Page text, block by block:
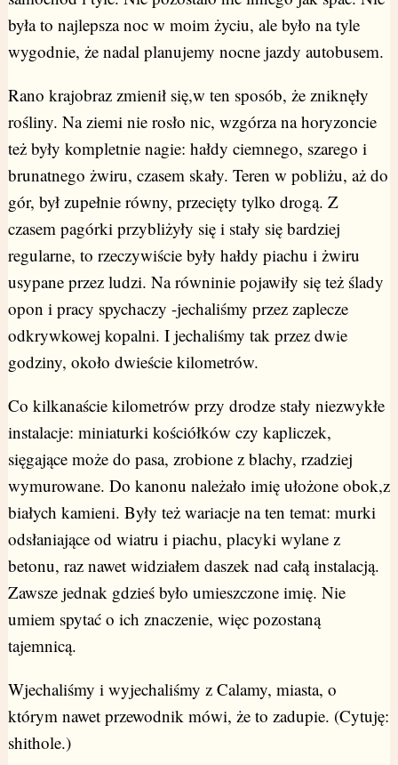
była to najlepsza noc w moim życiu, ale było na tyle
wygodnie, że nadal planujemy nocne jazdy autobusem.
Rano krajobraz zmienił się,w ten sposób, że zniknęły
rośliny. Na ziemi nie rosło nic, wzgórza na horyzoncie
też były kompletnie nagie: hałdy ciemnego, szarego i
brunatnego żwiru, czasem skały. Teren w pobliżu, aż do
gór, był zupełnie równy, przecięty tylko drogą. Z
czasem pagórki przybliżyły się i stały się bardziej
regularne, to rzeczywiście były hałdy piachu i żwiru
usypane przez ludzi. Na równinie pojawiły się też ślady
opon i pracy spychaczy -jechaliśmy przez zaplecze
odkrywkowej kopalni. I jechaliśmy tak przez dwie
godziny, około dwieście kilometrów.
Co kilkanaście kilometrów przy drodze stały niezwykłe
instalacje: miniaturki kościółków czy kapliczek,
sięgające może do pasa, zrobione z blachy, rzadziej
wymurowane. Do kanonu należało imię ułożone obok,z
białych kamieni. Były też wariacje na ten temat: murki
odsłaniające od wiatru i piachu, placyki wylane z
betonu, raz nawet widziałem daszek nad całą instalacją.
Zawsze jednak gdzieś było umieszczone imię. Nie
umiem spytać o ich znaczenie, więc pozostaną
tajemnicą.
Wjechaliśmy i wyjechaliśmy z Calamy, miasta, o
którym nawet przewodnik mówi, że to zadupie. (Cytuję:
shithole.)